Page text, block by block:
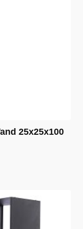
25x25x100